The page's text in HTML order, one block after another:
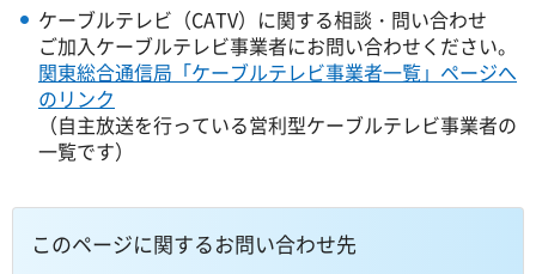
ケーブルテレビ（CATV）に関する相談・問い合わせ
ご加入ケーブルテレビ事業者にお問い合わせください。
関東総合通信局「ケーブルテレビ事業者一覧」ページへ
のリンク
（自主放送を行っている営利型ケーブルテレビ事業者の
一覧です）
このページに関するお問い合わせ先